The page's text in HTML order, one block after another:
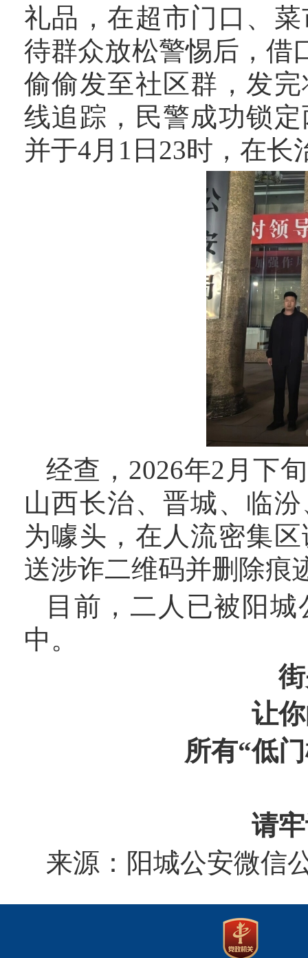
礼品，在超市门口、
待群众放松警惕后，借
偷偷发至社区群，发
线追踪，民警成功锁
并于4月1日23时，在
经查， 2026年2月下
山西长治、晋城、临
为噱头，在人流密集
送涉诈二维码并删除痕
目前，二人已被阳
中。
让
所有“低
请
来源：阳城公安微信